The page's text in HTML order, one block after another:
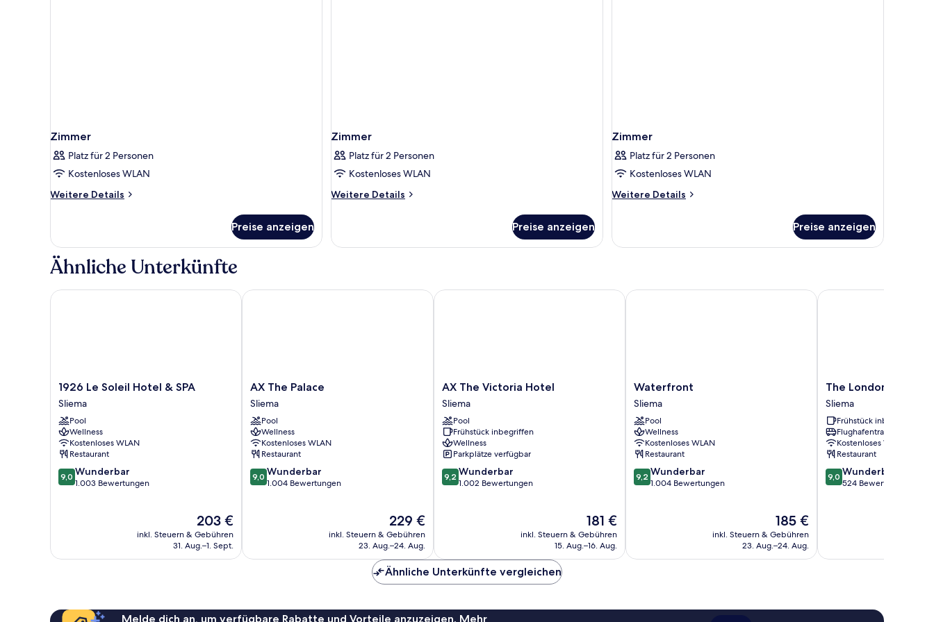
Zimmer
Platz für 2 Personen
Kostenloses WLAN
Weitere Details
Weitere
Preise anzeigen
Zimmer
Platz für 2 Personen
Kostenloses WLAN
Weitere Details
Weitere
Preise anzeigen
Zimmer
Platz für 2 Personen
Kostenloses WLAN
Weitere Details
Weitere
Preise anzeigen
Ähnliche Unterkünfte
1926
Le
Soleil
Hotel
&
SPA
Sliema
1926 Le Soleil Hotel & SPA
Sliema
Pool
Wellness
Kostenloses WLAN
Restaurant
9.0
von
9,0 Wunderbar
1.003 Bewertungen
Der
Preis
beträgt
203 €
inkl. Steuern & Gebühren
31. Aug.–1. Sept.
1926 Le Soleil Hotel & SPA
AX
The
Palace
Sliema
AX The Palace
Sliema
Pool
Wellness
Kostenloses WLAN
Restaurant
9.0
von
9,0 Wunderbar
1.004 Bewertungen
Der
Preis
beträgt
229 €
inkl. Steuern & Gebühren
23. Aug.–24. Aug.
AX The Palace
AX
The
Victoria
Hotel
Sliema
AX The Victoria Hotel
Sliema
Pool
Frühstück inbegriffen
Wellness
Parkplätze verfügbar
9.2
von
9,2 Wunderbar
1.002 Bewertungen
Der
Preis
beträgt
181 €
inkl. Steuern & Gebühren
15. Aug.–16. Aug.
AX The Victoria Hotel
Waterfront
Sliema
Waterfront
Sliema
Pool
Wellness
Kostenloses WLAN
Restaurant
9.2
von
9,2 Wunderbar
1.004 Bewertungen
Der
Preis
beträgt
185 €
inkl. Steuern & Gebühren
23. Aug.–24. Aug.
Waterfront
The
Londoner
Hotel
Sliema
Sliema
The Londoner Hotel
Sliema
Frühstück inbegriffen
Flughafentransfer
Kostenloses WLAN
Restaurant
9.0
von
9,0 Wunderbar
524 Bewertungen
The Londoner Hotel
Ähnliche Unterkünfte vergleichen
Melde dich an, um verfügbare Rabatte und Vorteile anzuzeigen. Mehr